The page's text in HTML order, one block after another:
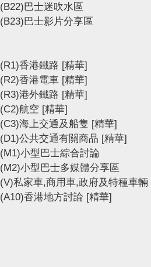
(B22)巴士迷吹水區
(B23)巴士影片分享區
(R1)香港鐵路 [精華]
(R2)香港電車 [精華]
(R3)港外鐵路 [精華]
(C2)航空 [精華]
(C3)海上交通及船隻 [精華]
(D1)公共交通有關商品 [精華]
(M1)小型巴士綜合討論
(M2)小型巴士多媒體分享區
(V)私家車,商用車,政府及特種車輛
(A10)香港地方討論 [精華]